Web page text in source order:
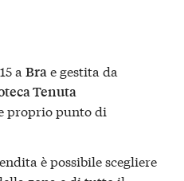
aBrae gestita da
Tenuta
proprio punto di
è possibile scegliere